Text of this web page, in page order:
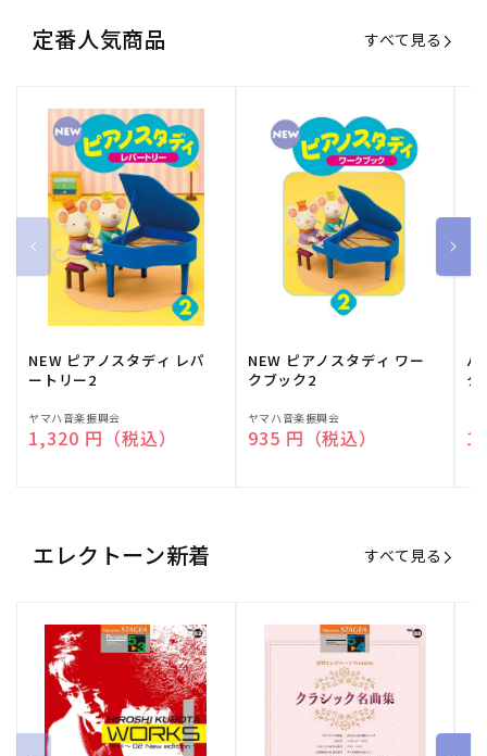
定番人気商品 すべて見る
NEW ピアノスタディ レパ
ートリー2
販
売
ヤマハ音楽振興会
通常価格
1,320 円（税込）
NEW ピアノスタディ ワー
クブック2
販
売
ヤマハ音楽振興会
通常価格
935 円（税込）
バ
ク
売
エレクトーン新着 すべて見る